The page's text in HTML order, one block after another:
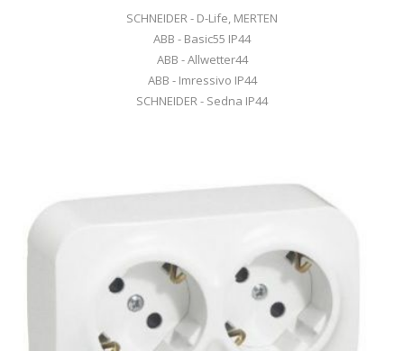
SCHNEIDER - D-Life, MERTEN
ABB - Basic55 IP44
ABB - Allwetter44
ABB - Imressivo IP44
SCHNEIDER - Sedna IP44